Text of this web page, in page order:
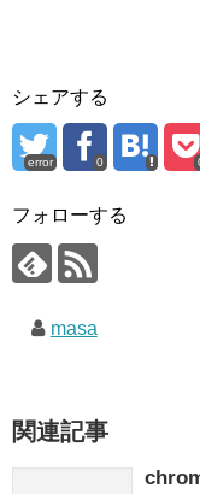
シェアする
error 0
フォローする
masa
関連記事